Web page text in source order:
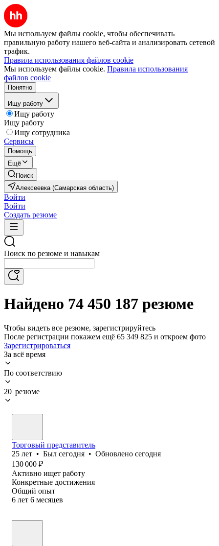
Мы используем файлы cookie, чтобы обеспечивать
правильную работу нашего веб-сайта и анализировать сетевой
трафик.
Правила использования файлов cookie
Мы используем файлы cookie. Правила использования
файлов cookie
Понятно
Ищу работу
Ищу работу
Ищу работу
Ищу сотрудника
Сервисы
Помощь
Ещё
Поиск
Алексеевка (Самарская область)
Войти
Войти
Создать резюме
Поиск по резюме и навыкам
Найдено 74 450 187 резюме
Чтобы видеть все резюме, зарегистрируйтесь
После регистрации покажем ещё 65 349 825 и откроем фото
Зарегистрироваться
За всё время
По соответствию
20 резюме
Торговый представитель
25 лет • Был сегодня • Обновлено сегодня
130 000 ₽
Активно ищет работу
Конкретные достижения
Общий опыт
6 лет 6 месяцев